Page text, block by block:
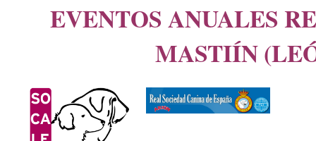
EVENTOS ANUALES
MASTIÍN